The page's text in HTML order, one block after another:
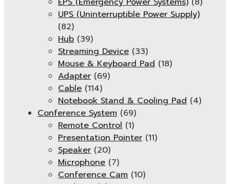
UPS (Uninterruptible Power Supply)
(82)
Hub (39)
Streaming Device (33)
Mouse & Keyboard Pad (18)
Adapter (69)
Cable (114)
Notebook Stand & Cooling Pad (4)
Conference System (69)
Remote Control (1)
Presentation Pointer (11)
Speaker (20)
Microphone (7)
Conference Cam (10)